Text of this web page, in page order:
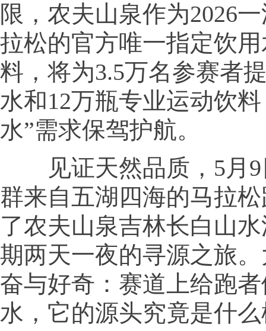
限，农夫山泉作为2026
拉松的官方唯一指定饮
料，将为3.5万名参赛者
水和12万瓶专业运动饮
水”需求保驾护航。
见证天然品质，5月9
群来自五湖四海的马拉
了农夫山泉吉林长白山
期两天一夜的寻源之旅
奋与好奇：赛道上给跑
水，它的源头究竟是什